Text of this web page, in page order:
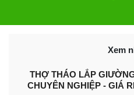
Xem
THỢ THÁO LẮP
CHUYÊN NGHIỆP - GIÁ